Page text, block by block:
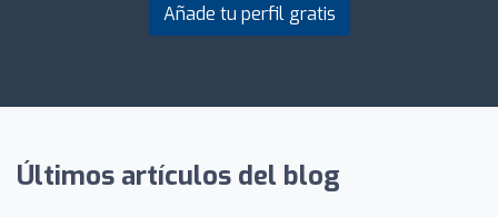
Añade tu perfil gratis
Últimos artículos del blog